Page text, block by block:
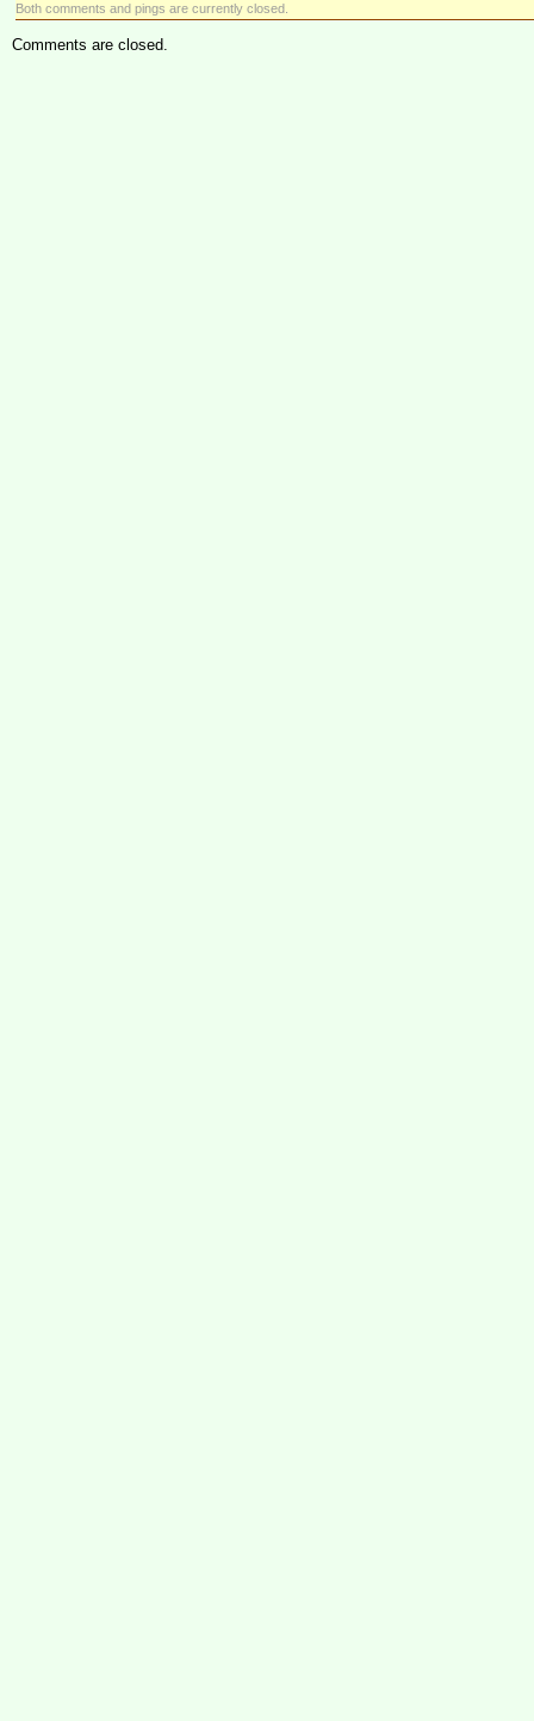
Both comments and pings are currently closed.
Comments are closed.